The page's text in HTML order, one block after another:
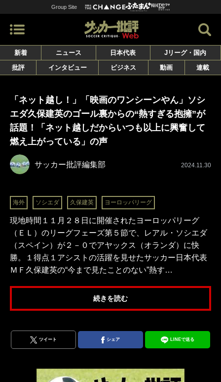
Group Site
新着 ニュース 日本代表
Jリーグ・国内
批評
インタビュー ビジネス 動画 連載
「ネット越し！」「映画のワンシーンやん」ソシ
エダ久保建英のゴール裏からの“熱すぎる抱擁”が
話題！「ネット越しだからいつも以上に興奮して
燃え上がっている」の声
サッカー批評編集部 2024.11.30
海外 ソシエダ 久保建英 ヨーロッパリーグ
現地時間１１月２８日に開催されたヨーロッパリーグ
（ＥＬ）のリーグフェーズ第５節で、レアル・ソシエダ
（スペイン）が２－０でアヤックス（オランダ）に快
勝。１得点１アシストの活躍を見せたサッカー日本代表
ＭＦ久保建英の“今まで見たことのない”熱す…
続きを読む
ツイート シェア LINEで送る